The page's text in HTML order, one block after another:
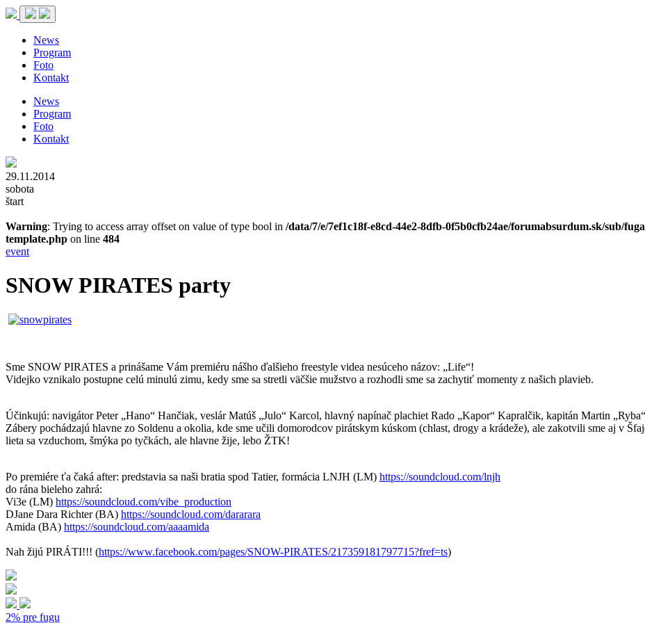
News
Program
Foto
Kontakt
News
Program
Foto
Kontakt
29.11.2014
sobota
štart
Warning: Trying to access array offset on value of type bool in /data/7/e/7ef1c18f-e8cd-44e2-8dfb-0f5b0cfb24ae/forumabsurdum.sk/sub/
template.php on line 484
event
SNOW PIRATES party
Sme SNOW PIRATES a prinášame Vám premiéru nášho ďalšieho freestyle videa nesúceho názov: „Life“!
Videjko vznikalo postupne celú minulú zimu, kedy sme sa stretli väčšie mužstvo a rozhodli sme sa zachytiť momenty z našich plavieb.
Účinkujú: navigátor Peter „Hano“ Hančiak, veslár Matúš „Julo“ Karcol, hlavný napínač plachiet Rado „Kapor“ Kapralčik, kapitán Martin
Zábery pochádzajú hlavne zo Soldenu a okolia, kde sme učili domorodcov pirátskym kúskom (chlast, drogy a krádeže), ale zakotvili sme aj v
lieta sa vzduchom, šmýka po tyčkách, ale hlavne žije, lebo ŽTK!
Po premiére ťa čaká after: predstavia sa naši bratia spod Tatier, formácia LNJH (LM) https://soundcloud.com/lnjh
do rána bieleho zahrá:
Vi3e (LM) https://soundcloud.com/vibe_production
DJane Dara Richter (BA) https://soundcloud.com/dararara
Amida (BA) https://soundcloud.com/aaaamida
Nah žijú PIRÁTI!!! (https://www.facebook.com/pages/SNOW-PIRATES/217359181797715?fref=ts)
2% pre fugu